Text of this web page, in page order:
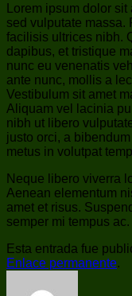
Lorem ipsum dolor
sed vulputate massa.
facilisis ultrices nibh.
dapibus, et tristique
nunc eu venenatis
ante nunc, mollis a
Vestibulum sit amet
Aliquam vel lacinia
nibh ut libero
justo orci, a
metus in volutpat
Neque libero viverra
Aenean elementum
amet et risus.
semper mi tempus ac.
Esta entrada fue
Enlace permanente.